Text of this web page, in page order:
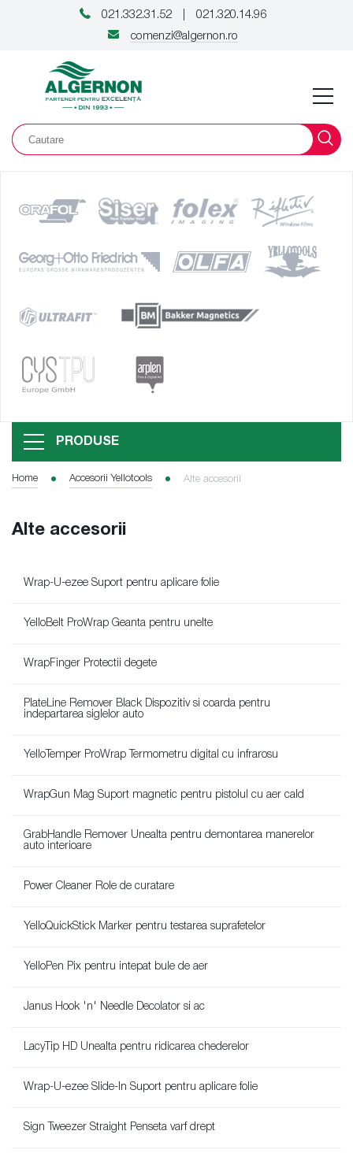
021.332.31.52
021.320.14.96
comenzi@algernon.ro
PRODUSE
Home Accesorii Yellotools Alte accesorii
Alte accesorii
Wrap-U-ezee Suport pentru aplicare folie
YelloBelt ProWrap Geanta pentru unelte
WrapFinger Protectii degete
PlateLine Remover Black Dispozitiv si coarda pentru
indepartarea siglelor auto
YelloTemper ProWrap Termometru digital cu infrarosu
WrapGun Mag Suport magnetic pentru pistolul cu aer cald
GrabHandle Remover Unealta pentru demontarea manerelor
auto interioare
Power Cleaner Role de curatare
YelloQuickStick Marker pentru testarea suprafetelor
YelloPen Pix pentru intepat bule de aer
Janus Hook 'n' Needle Decolator si ac
LacyTip HD Unealta pentru ridicarea chederelor
Wrap-U-ezee Slide-In Suport pentru aplicare folie
Sign Tweezer Straight Penseta varf drept